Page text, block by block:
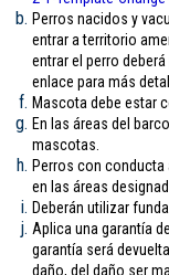
Perros nacidos y
entrar a territorio
entrar el perro
enlace para más
Mascota debe estar
En las áreas del
mascotas.
Perros con conducta
en las áreas
Deberán utilizar
Aplica una garantía
garantía será
daño, del daño ser